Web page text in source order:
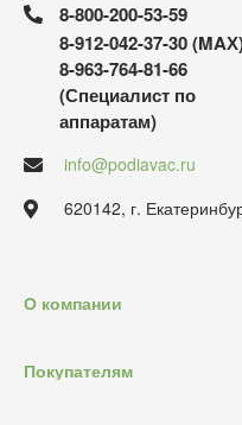
8-800-200-53-59
8-912-042-37-30
8-963-764-81-66
(Специалист по
аппаратам)
info@podiavac.ru
620142, г.
О компании
Покупателям